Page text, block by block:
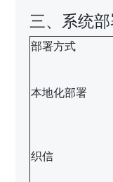
三、系统
部署方式
本地化部署
织信